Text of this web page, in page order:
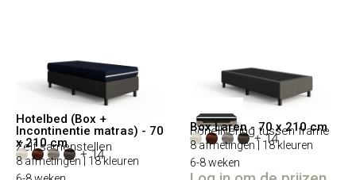
Hotelbed (Box +
Incontinentie matras) - 70
x 210 cm
Zelf samenstellen
+ 14
8 afmetingen | 18 kleuren
Box Laren - 70 x 210 cm
Bonellvering tussen frame
+ 14
8 afmetingen | 18 kleuren
6-8 weken